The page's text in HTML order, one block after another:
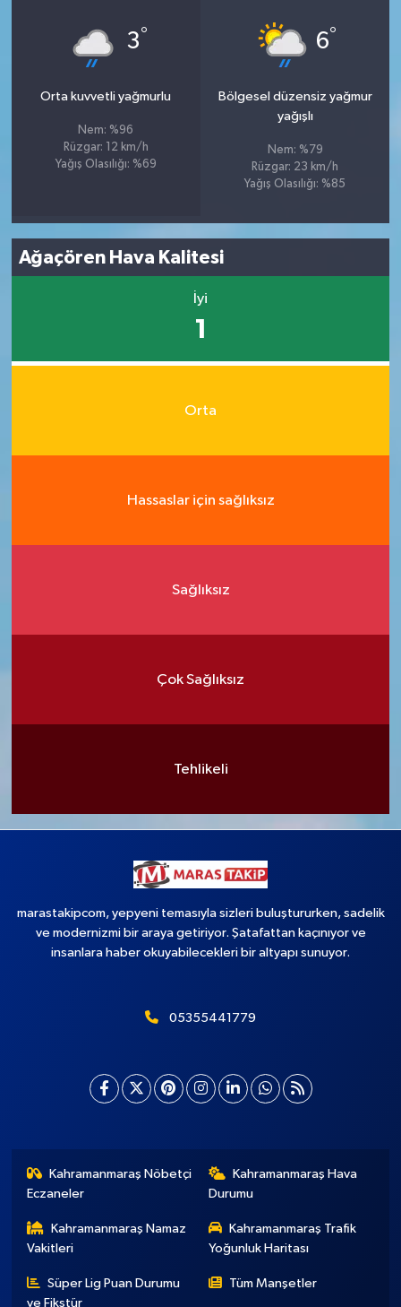
3°
Orta kuvvetli yağmurlu
Nem: %96
Rüzgar: 12 km/h
Yağış Olasılığı: %69
6°
Bölgesel düzensiz yağmur
yağışlı
Nem: %79
Rüzgar: 23 km/h
Yağış Olasılığı: %85
Ağaçören Hava Kalitesi
İyi
1
Orta
Hassaslar için sağlıksız
Sağlıksız
Çok Sağlıksız
Tehlikeli
marastakipcom, yepyeni temasıyla sizleri buluştururken, sadelik
ve modernizmi bir araya getiriyor. Şatafattan kaçınıyor ve
insanlara haber okuyabilecekleri bir altyapı sunuyor.
05355441779
Kahramanmaraş Nöbetçi
Eczaneler
Kahramanmaraş Hava
Durumu
Kahramanmaraş Namaz
Vakitleri
Kahramanmaraş Trafik
Yoğunluk Haritası
Süper Lig Puan Durumu
ve Fikstür
Tüm Manşetler